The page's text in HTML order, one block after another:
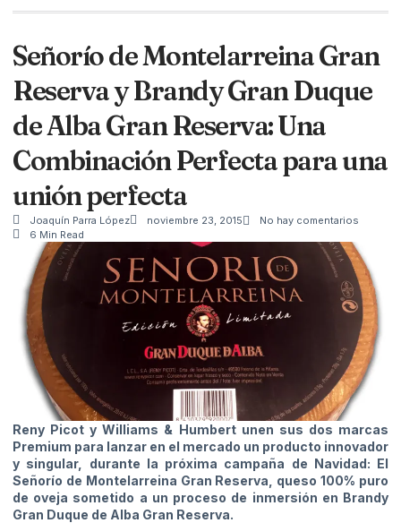
Señorío de Montelarreina Gran
Reserva y Brandy Gran Duque
de Alba Gran Reserva: Una
Combinación Perfecta para una
unión perfecta
Joaquín Parra López noviembre 23, 2015
No hay comentarios
6 Min Read
Reny Picot y Williams & Humbert unen sus dos marcas
Premium para lanzar en el mercado un producto innovador
y singular, durante la próxima campaña de Navidad: El
Señorío de Montelarreina Gran Reserva, queso 100% puro
de oveja sometido a un proceso de inmersión en Brandy
Gran Duque de Alba Gran Reserva.